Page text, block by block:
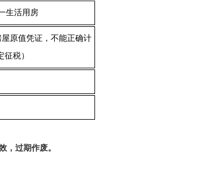
生活用房
原值凭证，不能正确计
税）
过期作废。